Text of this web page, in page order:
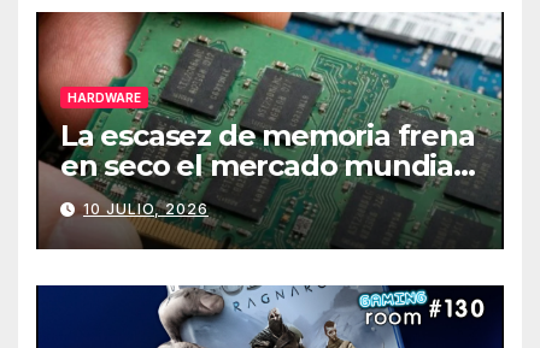
HARDWARE
La escasez de memoria frena
en seco el mercado mundial
de PCs
10 JULIO, 2026